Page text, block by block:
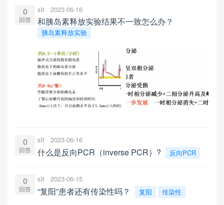
0
回答
slt 2023-06-16
和胰岛素释放实验结果不一致怎么办？
胰岛素释放实验
0
回答
slt 2023-06-16
什么是反向PCR（inverse PCR）? 反向PCR
0
回答
slt 2023-06-15
“复阳”患者还有传染性吗？ 复阳 传染性